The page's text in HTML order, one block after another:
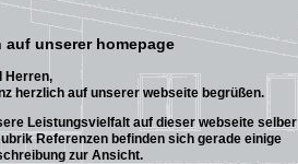
auf unserer homepage
Herren,
herzlich auf unserer webseite begrüßen.
Leistungsvielfalt auf dieser webseite selber
Referenzen befinden sich gerade einige
zur Ansicht.